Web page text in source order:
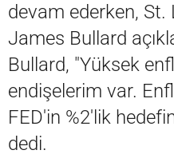
devam ederken, St.
James Bullard
Bullard, "Yüksek
endişelerim var.
FED'in %2'lik
dedi.